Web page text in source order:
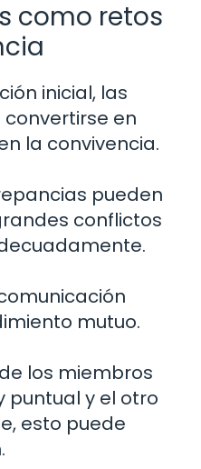
como retos
inicial, las
en
la convivencia.
pueden
conflictos
mutuo.
los miembros
puntual y el otro
esto puede